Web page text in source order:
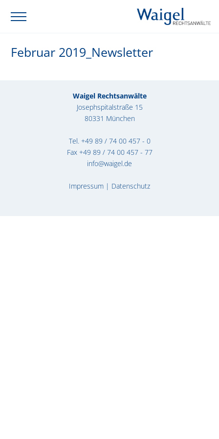
Februar 2019_Newsletter
Waigel Rechtsanwälte
Josephspitalstraße 15
80331 München
Tel. +49 89 / 74 00 457 - 0
Fax +49 89 / 74 00 457 - 77
info@waigel.de
Impressum | Datenschutz